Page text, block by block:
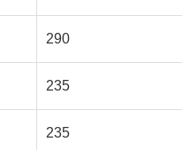
290
235
235